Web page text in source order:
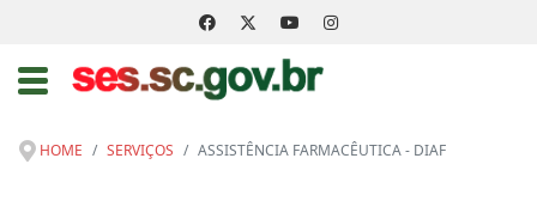
HOME SERVIÇOS ASSISTÊNCIA FARMACÊUTICA - DIAF